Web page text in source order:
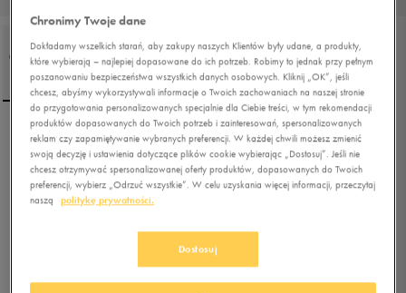
OTO OKULARY SUN
ESCOBAR C2P
4.9(12
Chronimy Twoje dane
Dokładamy wszelkich starań, aby zakupy naszych Klientów były udane, a produkty,
które wybierają – najlepiej dopasowane do ich potrzeb. Robimy to jednak przy pełnym
poszanowaniu bezpieczeństwa wszystkich danych osobowych. Kliknij „OK”, jeśli
chcesz, abyśmy wykorzystywali informacje o Twoich zachowaniach na naszej stronie
do przygotowania personalizowanych specjalnie dla Ciebie treści, w tym rekomendacji
produktów dopasowanych do Twoich potrzeb i zainteresowań, spersonalizowanych
reklam czy zapamiętywanie wybranych preferencji. W każdej chwili możesz zmienić
swoją decyzję i ustawienia dotyczące plików cookie wybierając „Dostosuj”. Jeśli nie
chcesz otrzymywać spersonalizowanej oferty produktów, dopasowanych do Twoich
preferencji, wybierz „Odrzuć wszystkie”. W celu uzyskania więcej informacji, przeczytaj
naszą
politykę prywatności.
Dostosuj